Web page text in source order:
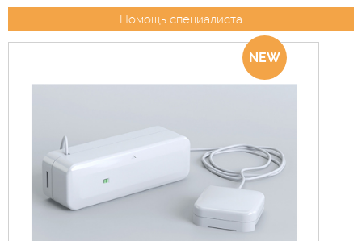
Охранные сигнализации
О компании
Прайс-листы
Помощь специалиста